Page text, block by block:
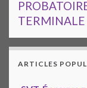
TERMINALE
ARTICLES